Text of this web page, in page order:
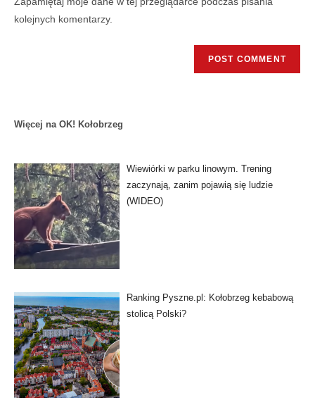
kolejnych komentarzy.
Więcej na OK! Kołobrzeg
Wiewiórki w parku linowym. Trening
zaczynają, zanim pojawią się ludzie
(WIDEO)
Ranking Pyszne.pl: Kołobrzeg kebabową
stolicą Polski?